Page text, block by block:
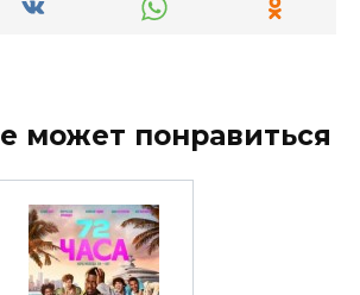
может понравиться